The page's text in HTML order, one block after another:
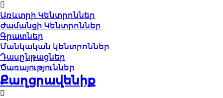
Առևտրի Կենտրոններ
Ժամանցի Կենտրոններ
Գրատներ
Մանկական կենտրոններ
Դասընթացներ
Ծառայություններ
Քաղցրավենիք